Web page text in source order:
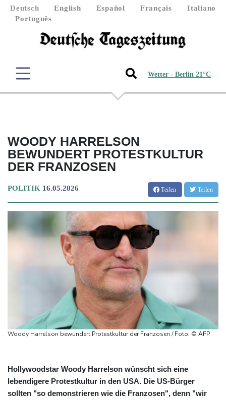
Deutsch English Español Français
Italiano
Português
Wetter - Berlin 21°C
WOODY HARRELSON
BEWUNDERT PROTESTKULTUR
DER FRANZOSEN
POLITIK 16.05.2026 Teilen Teilen
Woody Harrelson bewundert Protestkultur der Franzosen / Foto: © AFP
Hollywoodstar Woody Harrelson wünscht sich eine
lebendigere Protestkultur in den USA. Die US-Bürger
sollten "so demonstrieren wie die Franzosen", denn "wir